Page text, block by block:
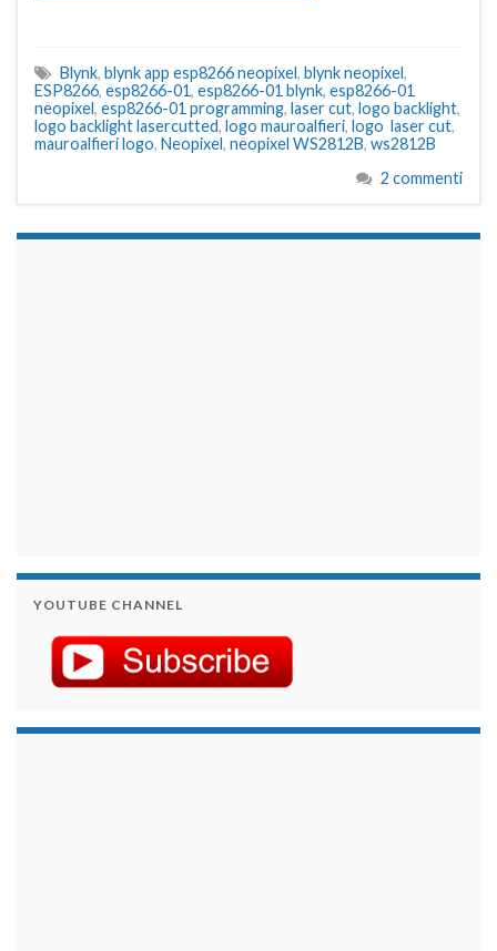
Blynk, blynk app esp8266 neopixel, blynk neopixel,
ESP8266, esp8266-01, esp8266-01 blynk, esp8266-01
neopixel, esp8266-01 programming, laser cut, logo backlight,
logo backlight lasercutted, logo mauroalfieri, logo laser cut,
mauroalfieri logo, Neopixel, neopixel WS2812B, ws2812B
2 commenti
YOUTUBE CHANNEL